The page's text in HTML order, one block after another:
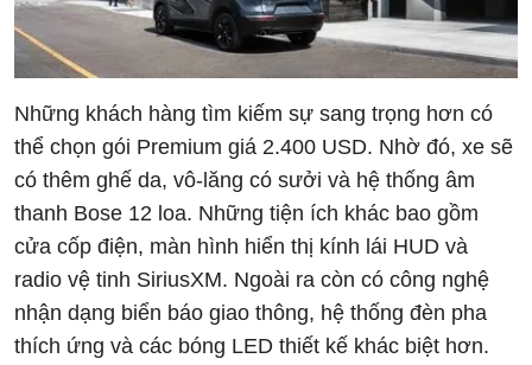
Những khách hàng tìm kiếm sự sang trọng hơn có
thể chọn gói Premium giá 2.400 USD. Nhờ đó, xe sẽ
có thêm ghế da, vô-lăng có sưởi và hệ thống âm
thanh Bose 12 loa. Những tiện ích khác bao gồm
cửa cốp điện, màn hình hiển thị kính lái HUD và
radio vệ tinh SiriusXM. Ngoài ra còn có công nghệ
nhận dạng biển báo giao thông, hệ thống đèn pha
thích ứng và các bóng LED thiết kế khác biệt hơn.